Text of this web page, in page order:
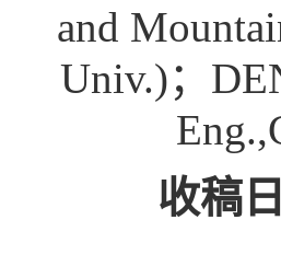
and
Univ.)；
收稿